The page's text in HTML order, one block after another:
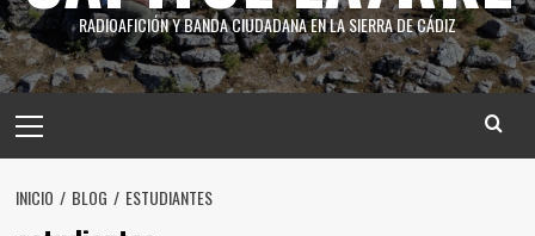
RADIOAFICIÓN Y BANDA CIUDADANA EN LA SIERRA DE CÁDIZ
INICIO BLOG ESTUDIANTES